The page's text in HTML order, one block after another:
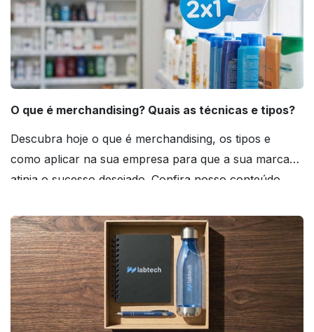
O que é merchandising? Quais as técnicas e tipos?
Descubra hoje o que é merchandising, os tipos e
como aplicar na sua empresa para que a sua marca
atinja o sucesso desejado. Confira nosso conteúdo